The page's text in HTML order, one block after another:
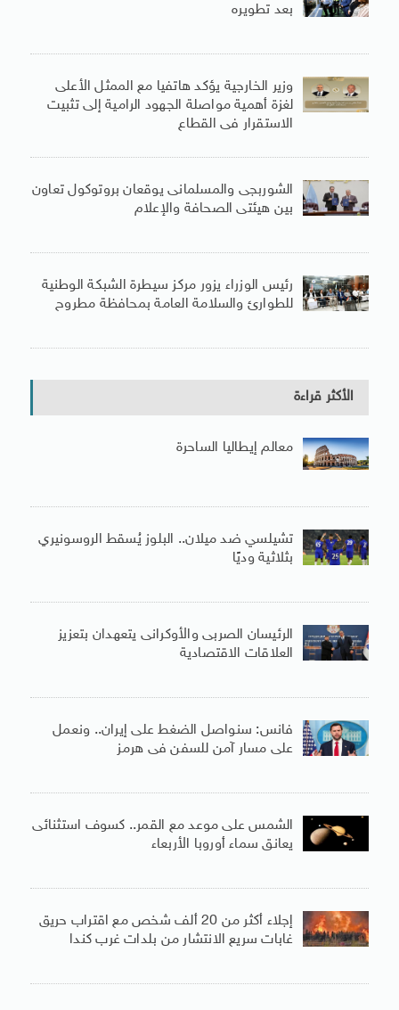
بعد تطويره
وزير الخارجية يؤكد هاتفيا مع الممثل الأعلى
لغزة أهمية مواصلة الجهود الرامية إلى تثبيت
الاستقرار فى القطاع
الشوربجى والمسلمانى يوقعان بروتوكول تعاون
بين هيئتى الصحافة والإعلام
رئيس الوزراء يزور مركز سيطرة الشبكة الوطنية
للطوارئ والسلامة العامة بمحافظة مطروح
الأكثر قراءة
معالم إيطاليا الساحرة
تشيلسي ضد ميلان.. البلوز يُسقط الروسونيري
بثلاثية وديًا
الرئيسان الصربى والأوكرانى يتعهدان بتعزيز
العلاقات الاقتصادية
فانس: سنواصل الضغط على إيران.. ونعمل
على مسار آمن للسفن فى هرمز
الشمس على موعد مع القمر.. كسوف استثنائى
يعانق سماء أوروبا الأربعاء
إجلاء أكثر من 20 ألف شخص مع اقتراب حريق
غابات سريع الانتشار من بلدات غرب كندا